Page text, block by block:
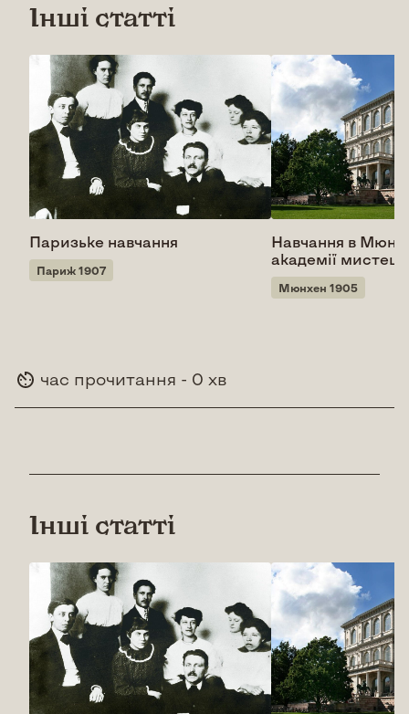
Інші статті
Паризьке навчання
Париж 1907
Навчання в
академії
Мюнхен 1905
час прочитання - 0 хв
Інші статті